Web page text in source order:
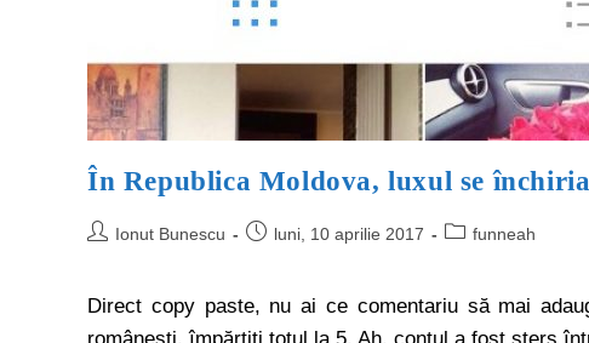
În Republica Moldova, luxul se
Ionut Bunescu luni, 10 aprilie 2017 funneah
Direct copy paste, nu ai ce comentariu să mai